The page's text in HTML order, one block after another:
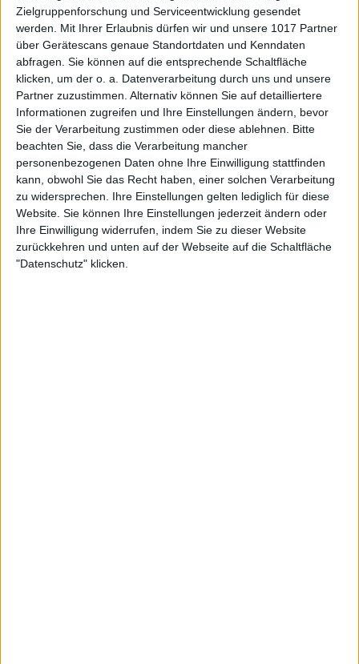
Zielgruppenforschung und Serviceentwicklung gesendet
werden.
Mit Ihrer Erlaubnis dürfen wir und unsere 1017 Partner
über Gerätescans genaue Standortdaten und Kenndaten
abfragen. Sie können auf die entsprechende Schaltfläche
klicken, um der o. a. Datenverarbeitung durch uns und unsere
Partner zuzustimmen. Alternativ können Sie auf detailliertere
Informationen zugreifen und Ihre Einstellungen ändern, bevor
Sie der Verarbeitung zustimmen oder diese ablehnen.
Bitte
beachten Sie, dass die Verarbeitung mancher
personenbezogenen Daten ohne Ihre Einwilligung stattfinden
kann, obwohl Sie das Recht haben, einer solchen Verarbeitung
zu widersprechen. Ihre Einstellungen gelten lediglich für diese
Website. Sie können Ihre Einstellungen jederzeit ändern oder
Ihre Einwilligung widerrufen, indem Sie zu dieser Website
zurückkehren und unten auf der Webseite auf die Schaltfläche
"Datenschutz" klicken.